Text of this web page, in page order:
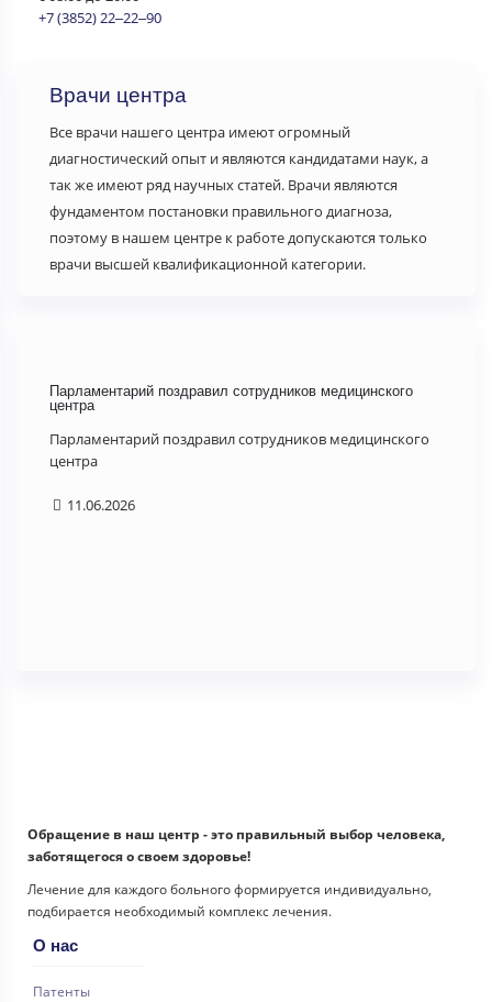
+7 (3852) 22‒22‒90
Врачи центра
Все врачи нашего центра имеют огромный
диагностический опыт и являются кандидатами наук, а
так же имеют ряд научных статей. Врачи являются
фундаментом постановки правильного диагноза,
поэтому в нашем центре к работе допускаются только
врачи высшей квалификационной категории.
Парламентарий поздравил сотрудников медицинского
центра
Парламентарий поздравил сотрудников медицинского
центра
11.06.2026
Обращение в наш центр - это правильный выбор человека,
заботящегося о своем здоровье!
Лечение для каждого больного формируется индивидуально,
подбирается необходимый комплекс лечения.
О нас
Патенты